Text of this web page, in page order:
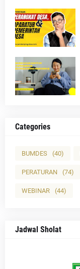
Categories
BUMDES (40)
PERATURAN (74)
WEBINAR (44)
Jadwal Sholat